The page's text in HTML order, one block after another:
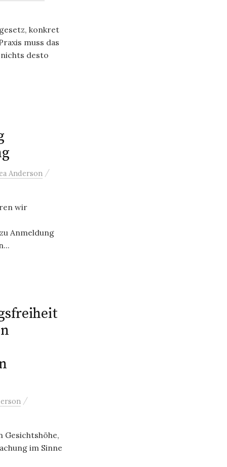
konkret
muss das
desto
Anderson /
wir
Anmeldung
/
Gesichtshöhe,
im Sinne